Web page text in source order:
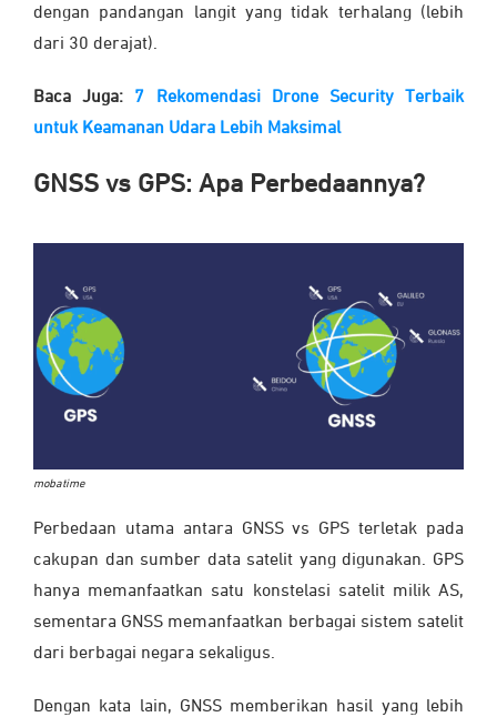
dengan pandangan langit yang tidak terhalang (lebih
dari 30 derajat).
Baca Juga: 7 Rekomendasi Drone Security Terbaik
untuk Keamanan Udara Lebih Maksimal
GNSS vs GPS: Apa Perbedaannya?
mobatime
Perbedaan utama antara GNSS vs GPS terletak pada
cakupan dan sumber data satelit yang digunakan. GPS
hanya memanfaatkan satu konstelasi satelit milik AS,
sementara GNSS memanfaatkan berbagai sistem satelit
dari berbagai negara sekaligus.
Dengan kata lain, GNSS memberikan hasil yang lebih